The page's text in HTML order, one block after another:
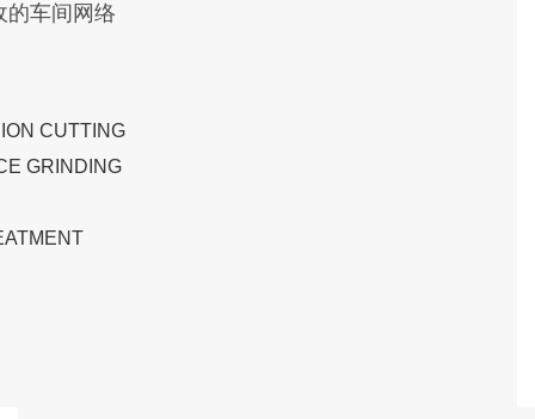
的车间网络
CUTTING
GRINDING